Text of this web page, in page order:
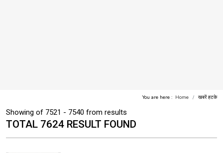
You are here : Home खबरें हटके
Showing of 7521 - 7540 from results
TOTAL 7624 RESULT FOUND